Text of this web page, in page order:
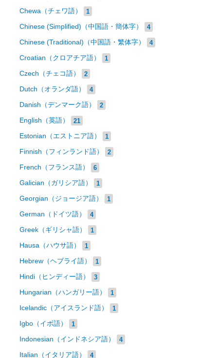
Chewa（チェワ語） 1
Chinese (Simplified)（中国語・簡体字） 4
Chinese (Traditional)（中国語・繁体字） 4
Croatian（クロアチア語） 1
Czech（チェコ語） 2
Dutch（オランダ語） 4
Danish（デンマーク語） 2
English（英語） 21
Estonian（エストニア語） 1
Finnish（フィンランド語） 2
French（フランス語） 6
Galician（ガリシア語） 1
Georgian（ジョージア語） 1
German（ドイツ語） 4
Greek（ギリシャ語） 1
Hausa（ハウサ語） 1
Hebrew（ヘブライ語） 1
Hindi（ヒンディー語） 3
Hungarian（ハンガリー語） 1
Icelandic（アイスランド語） 1
Igbo（イボ語） 1
Indonesian（インドネシア語） 4
Italian（イタリア語） 4